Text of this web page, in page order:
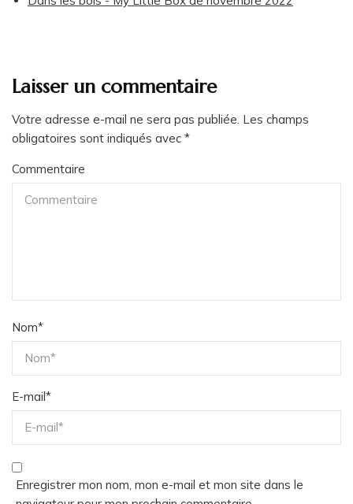
Laisser un commentaire
Votre adresse e-mail ne sera pas publiée. Les champs
obligatoires sont indiqués avec *
Commentaire
Nom*
E-mail*
Enregistrer mon nom, mon e-mail et mon site dans le